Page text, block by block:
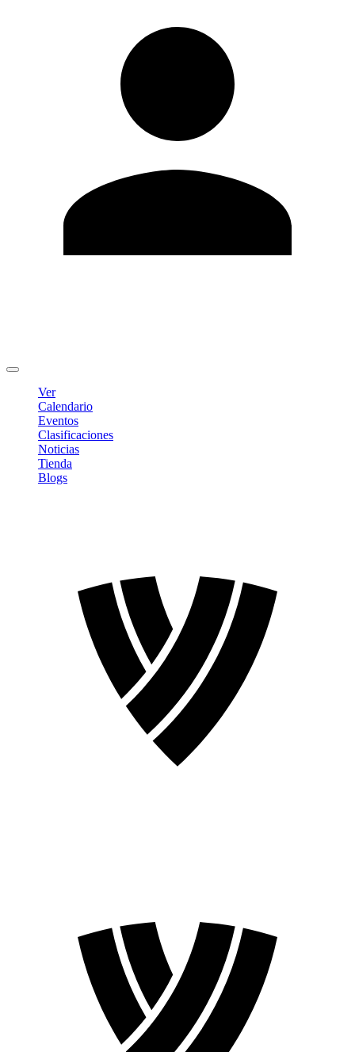
Ver
Calendario
Eventos
Clasificaciones
Noticias
Tienda
Blogs